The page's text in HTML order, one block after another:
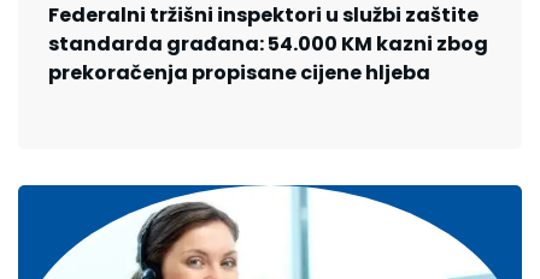
Federalni tržišni inspektori u službi zaštite
standarda građana: 54.000 KM kazni zbog
prekoračenja propisane cijene hljeba